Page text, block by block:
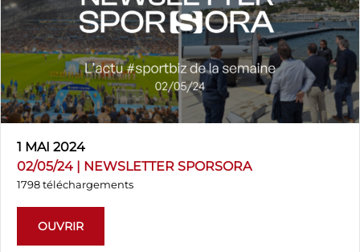
1 MAI 2024
02/05/24 | NEWSLETTER SPORSORA
1798 téléchargements
OUVRIR